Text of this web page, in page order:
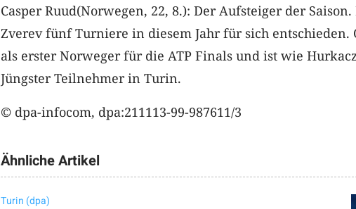
Casper Ruud(Norwegen, 22, 8.): Der Aufsteiger der
Zverev fünf Turniere in diesem Jahr für sich entschieden.
als erster Norweger für die ATP Finals und ist wie
Jüngster Teilnehmer in Turin.
© dpa-infocom, dpa:211113-99-987611/3
Ähnliche Artikel
Turin (dpa)